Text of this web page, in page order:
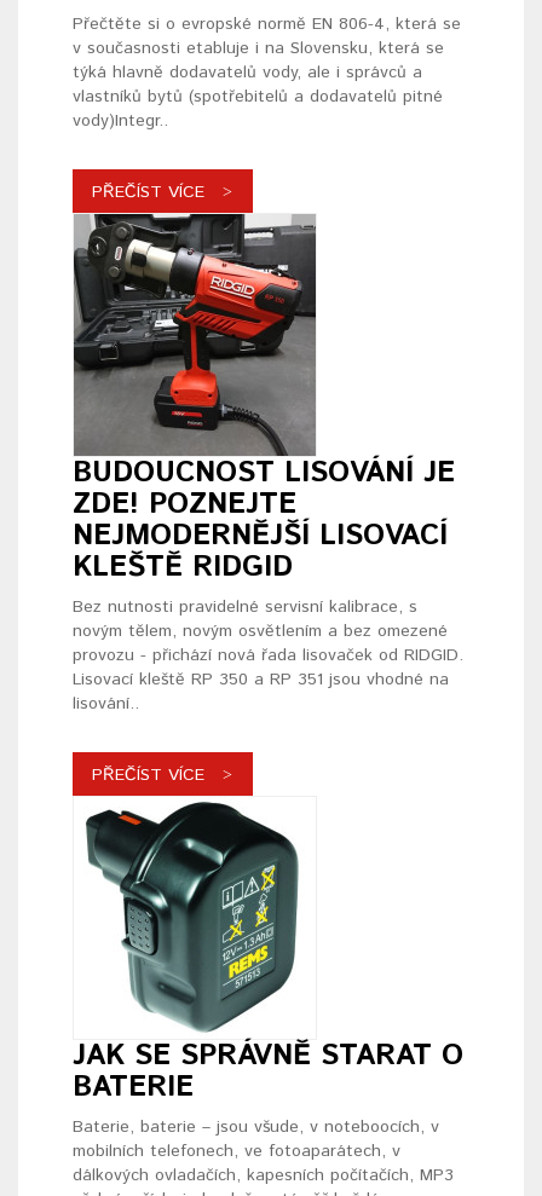
Přečtěte si o evropské normě EN 806-4, která se
v současnosti etabluje i na Slovensku, která se
týká hlavně dodavatelů vody, ale i správců a
vlastníků bytů (spotřebitelů a dodavatelů pitné
vody)Integr..
PŘEČÍST VÍCE
BUDOUCNOST LISOVÁNÍ JE
ZDE! POZNEJTE
NEJMODERNĚJŠÍ LISOVACÍ
KLEŠTĚ RIDGID
Bez nutnosti pravidelné servisní kalibrace, s
novým tělem, novým osvětlením a bez omezené
provozu - přichází nová řada lisovaček od RIDGID.
Lisovací kleště RP 350 a RP 351 jsou vhodné na
lisování..
PŘEČÍST VÍCE
JAK SE SPRÁVNĚ STARAT O
BATERIE
Baterie, baterie – jsou všude, v noteboocích, v
mobilních telefonech, ve fotoaparátech, v
dálkových ovladačích, kapesních počítačích, MP3